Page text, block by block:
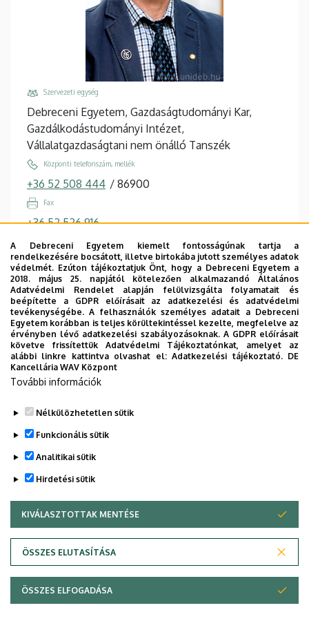
Szervezeti egység
Debreceni Egyetem, Gazdaságtudományi Kar,
Gazdálkodástudományi Intézet,
Vállalatgazdaságtani nem önálló Tanszék
Központi telefonszám, mellék
+36 52 508 444 / 86900
Fax
+36 52 526 916
bai.attila@econ.unideb.hu
Cím
4032 Debrecen, Böszörményi út 142.
Épület, emelet, ajtó
"Q" épület GTK Táj- és Vidékfejlesztési Központ, 1.
emelet, 112
Tudóstér profil
Adatvédelem
Copyright © 2026 Unideb
A Debreceni Egyetem kiemelt fontosságúnak tartja a
rendelkezésére bocsátott, illetve birtokába jutott személyes adatok
védelmét. Ezúton tájékoztatjuk Önt, hogy a Debreceni Egyetem a
2018. május 25. napjától kötelezően alkalmazandó Általános
Adatvédelmi Rendelet alapján felülvizsgálta folyamatait és
beépítette a GDPR előírásait az adatkezelési és adatvédelmi
tevékenységébe. A felhasználók személyes adatait a Debreceni
Egyetem korábban is teljes körültekintéssel kezelte, megfelelve az
érvényben lévő adatkezelési szabályozásoknak. A GDPR előírásait
követve frissítettük Adatvédelmi Tájékoztatónkat, amelyet az
alábbi linkre kattintva olvashat el:Adatkezelési tájékoztató. DE
Kancellária WAV Központ
További információk
Nélkülözhetetlen sütik
Funkcionális sütik
Analitikai sütik
Hirdetési sütik
KIVÁLASZTOTTAK MENTÉSE
ÖSSZES ELUTASÍTÁSA
WITHDRAW CONSENT
ÖSSZES ELFOGADÁSA